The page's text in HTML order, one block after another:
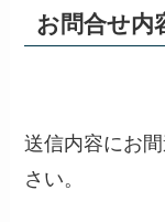
お問合せ
送信内容にお
さい。